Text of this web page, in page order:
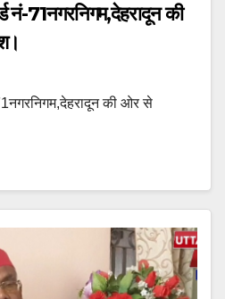
नं-71नगरनिगम,देहरादून की
71नगरनिगम,देहरादून की ओर से